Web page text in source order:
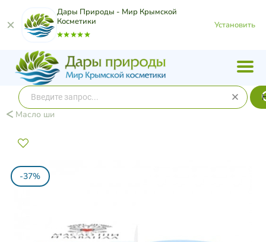
Дары Природы - Мир Крымской
Косметики
Установить
Масло ши
-37%